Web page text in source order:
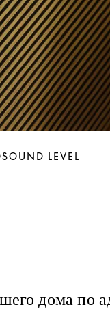
LEVEL
дома по